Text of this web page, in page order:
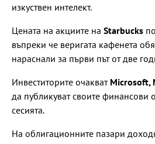
изкуствен интелект.
Цената на акциите на Starbucks
въпреки че веригата кафенета
нараснали за първи път от две
Инвеститорите очакватMicrosoft,
да публикуват своите финансови
сесията.
На облигационните пазари